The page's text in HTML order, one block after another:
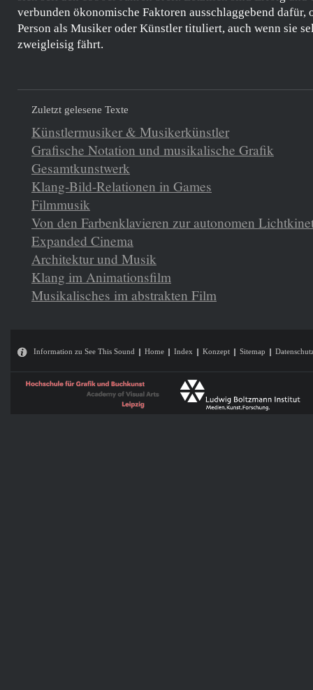
verbunden ökonomische Faktoren ausschlaggebend dafür,
Person als Musiker oder Künstler tituliert, auch wenn sie
zweigleisig fährt.
Zuletzt gelesene Texte
Künstlermusiker & Musikerkünstler
Grafische Notation und musikalische Grafik
Gesamtkunstwerk
Klang-Bild-Relationen in Games
Filmmusik
Von den Farbenklavieren zur autonomen
Expanded Cinema
Architektur und Musik
Klang im Animationsfilm
Musikalisches im abstrakten Film
Information zu See This Sound Home Index Konzept Sitemap